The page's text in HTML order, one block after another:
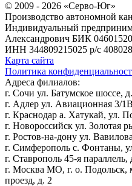
© 2009 - 2026 «Серво-Юг»
Производство автономной
Индивидуальный
Александрович БИК
ИНН 344809215025 р/с
Карта сайта
Политика
Адреса филиалов:
г. Сочи ул. Батумское шоссе,
г. Адлер ул. Авиационная 3/1В
г. Краснодар а. Хатукай, ул.
г. Новороссийск ул. Золотая
г. Ростов-на-дону ул.
г. Симферополь с. Фонтаны,
г. Ставрополь 45-я параллель,
г. Москва МО, г. о.
проезд, д. 2